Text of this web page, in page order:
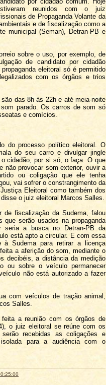
reunidos com o juiz
de Propaganda Volante da
e de fiscalização como a
municipal (Seman), Detran-PB e
sobre o uso, por exemplo, de
de candidato por cidadão
eleitoral só é permitido
com os órgãos e trios
das 8h às 22h e até meia-noite
parado. Os carros de som só
e comícios.
do processo político eleitoral. O
do seu carro e divulgar jingle
cidadão, por si só, o faça. O que
não provocar som exterior, ouvir a
ou coligação que ele tenha
vai sofrer o constrangimento da
Eleitoral como também dos
o juiz eleitoral Marcos Salles.
de fiscalização da Sudema, falou
que serão usados na propaganda
seria a busca no Detran-PB da
está apto a circular. E com essa
à Sudema para retirar a licença
a aferição do som, mediante o
decibéis, a distância da medição
ou sobre o veículo permanecer
não está autorizado a fazer
com veículos de tração animal,
Salles.
a reunião com os órgãos de
o juiz eleitoral se reúne com os
recebidas as coligações e
para a audiência com o